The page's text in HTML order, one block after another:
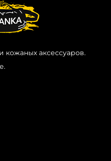
кожаных аксессуаров.